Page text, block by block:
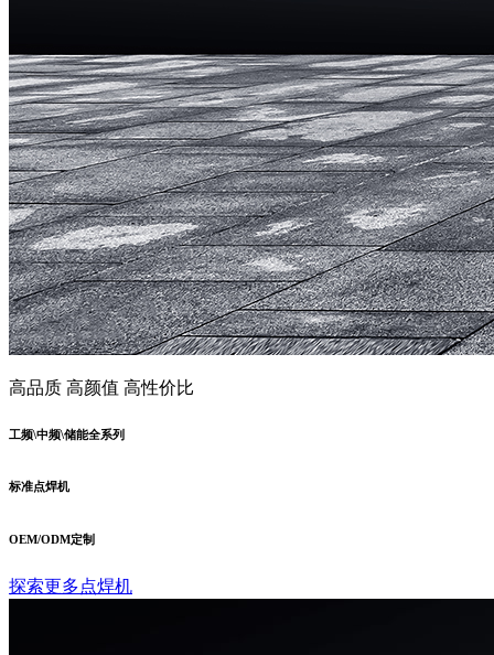
高品质 高颜值 高性价比
工频\中频\储能全系列
标准点焊机
OEM/ODM定制
探索更多点焊机